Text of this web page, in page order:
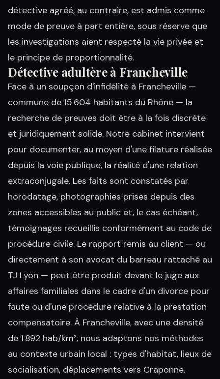
détective agréé, au contraire, est admis comme
mode de preuve à part entière, sous réserve que
les investigations aient respecté la vie privée et
le principe de proportionnalité.
Détective adultère à Francheville
Face à un soupçon d'infidélité à Francheville —
commune de 15 604 habitants du Rhône — la
recherche de preuves doit être à la fois discrète
et juridiquement solide. Notre cabinet intervient
pour documenter, au moyen d'une filature réalisée
depuis la voie publique, la réalité d'une relation
extraconjugale. Les faits sont constatés par
horodatage, photographies prises depuis des
zones accessibles au public et, le cas échéant,
témoignages recueillis conformément au code de
procédure civile. Le rapport remis au client — ou
directement à son avocat du barreau rattaché au
TJ Lyon — peut être produit devant le juge aux
affaires familiales dans le cadre d'un divorce pour
faute ou d'une procédure relative à la prestation
compensatoire. À Francheville, avec une densité
de 1 892 hab/km², nous adaptons nos méthodes
au contexte urbain local : types d'habitat, lieux de
socialisation, déplacements vers Craponne,